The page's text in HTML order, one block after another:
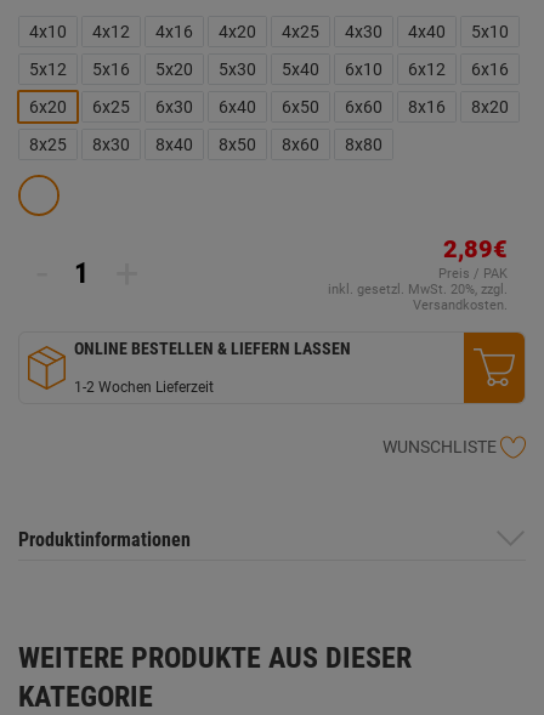
Link
auf
derselben
4x10 4x12 4x16 4x20 4x25 4x30 4x40
5x10
5x12
5x16 5x20 5x30 5x40 6x10 6x12
6x16
6x20
6x25 6x30 6x40 6x50 6x60 8x16
8x20
8x25
8x30 8x40 8x50 8x60 8x80
2,89€
Preis / PAK
inkl. gesetzl. MwSt. 20%, zzgl.
Versandkosten.
ONLINE BESTELLEN & LIEFERN LASSEN
1-2 Wochen Lieferzeit
WUNSCHLISTE
Produktinformationen
WEITERE PRODUKTE AUS DIESER
KATEGORIE